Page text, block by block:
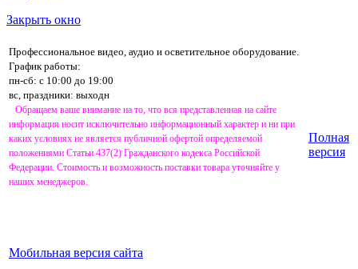
Закрыть окно
Профессиональное видео, аудио и осветительное оборудование.
График работы:
пн-сб: с 10:00 до 19:00
вс, праздники: выходн
Обращаем ваше внимание на то, что вся представленная на сайте
информация носит исключительно информационный характер и ни при
каких условиях не является публичной офертой определяемой
положениями Статьи 437(2) Гражданского кодекса Российской
Федерации. Стоимость и возможность поставки товара уточняйте у
наших менеджеров.
Мобильная версия сайта
Полная
версия